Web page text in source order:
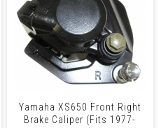
Yamaha XS650 Front Right
Brake Caliper (Fits 1977-